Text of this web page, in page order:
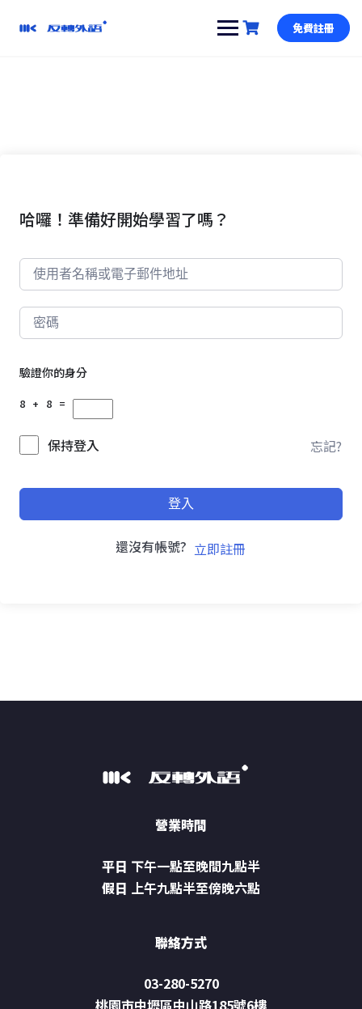
免費註冊
哈囉！準備好開始學習了嗎？
驗證你的身分
8 + 8 =
保持登入 忘記?
登入
還沒有帳號? 立即註冊
營業時間
平日 下午一點至晚間九點半
假日 上午九點半至傍晚六點
聯絡方式
03-280-5270
桃園市中壢區中山路185號6樓